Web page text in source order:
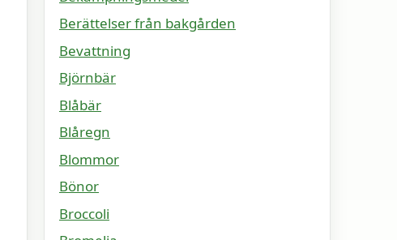
Berättelser från bakgården
Bevattning
Björnbär
Blåbär
Blåregn
Blommor
Bönor
Broccoli